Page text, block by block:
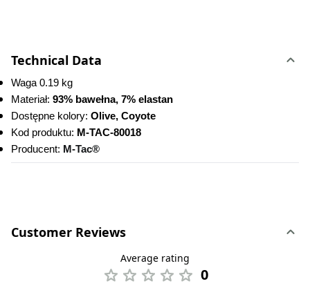
Technical Data
Waga 0.19 kg
Materiał: 93% bawełna, 7% elastan
Dostępne kolory: Olive, Coyote
Kod produktu: M-TAC-80018
Producent: M-Tac®
Customer Reviews
Average rating
0